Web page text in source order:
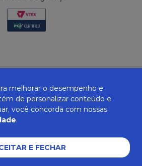
0001-08 | AVENIDA MAURO MIRANDA
29309-712
melhorar o desempenho e
de personalizar conteúdo e
você concorda com nossas
.
E FECHAR